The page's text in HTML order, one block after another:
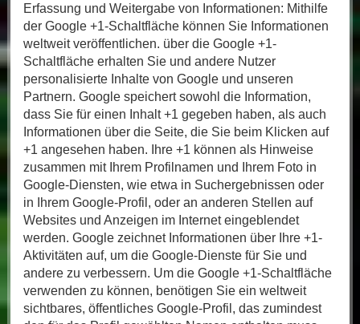
Erfassung und Weitergabe von Informationen: Mithilfe
der Google +1-Schaltfläche können Sie Informationen
weltweit veröffentlichen. über die Google +1-
Schaltfläche erhalten Sie und andere Nutzer
personalisierte Inhalte von Google und unseren
Partnern. Google speichert sowohl die Information,
dass Sie für einen Inhalt +1 gegeben haben, als auch
Informationen über die Seite, die Sie beim Klicken auf
+1 angesehen haben. Ihre +1 können als Hinweise
zusammen mit Ihrem Profilnamen und Ihrem Foto in
Google-Diensten, wie etwa in Suchergebnissen oder
in Ihrem Google-Profil, oder an anderen Stellen auf
Websites und Anzeigen im Internet eingeblendet
werden. Google zeichnet Informationen über Ihre +1-
Aktivitäten auf, um die Google-Dienste für Sie und
andere zu verbessern. Um die Google +1-Schaltfläche
verwenden zu können, benötigen Sie ein weltweit
sichtbares, öffentliches Google-Profil, das zumindest